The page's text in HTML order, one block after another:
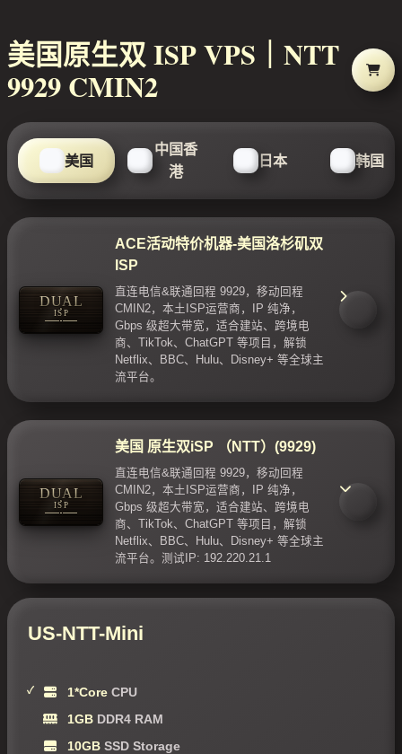
美国原生双 ISP VPS｜NTT
9929 CMIN2
美国
中国香
港
日本 韩国
DUAL
ISP
ACE活动特价机器-美国洛杉矶双
ISP
直连电信&联通回程 9929，移动回程
CMIN2，本土ISP运营商，IP 纯净，
Gbps 级超大带宽，适合建站、跨境电
商、TikTok、ChatGPT 等项目，解锁
Netflix、BBC、Hulu、Disney+ 等全球主
流平台。
DUAL
ISP
美国 原生双iSP （NTT）(9929)
直连电信&联通回程 9929，移动回程
CMIN2，本土ISP运营商，IP 纯净，
Gbps 级超大带宽，适合建站、跨境电
商、TikTok、ChatGPT 等项目，解锁
Netflix、BBC、Hulu、Disney+ 等全球主
流平台。测试IP: 192.220.21.1
US-NTT-Mini
1*Core CPU
1GB DDR4 RAM
10GB SSD Storage